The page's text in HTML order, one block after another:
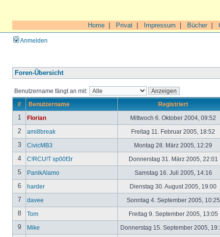
Home Privat Impressum Bücher|
Anmelden
Foren-Übersicht
Benutzername fängt an mit:
# Benutzername Registriert
1 Florian Mittwoch 6. Oktober 2004, 09:52
2 ami8break Freitag 11. Februar 2005, 18:52
3 CivicMB3 Montag 28. März 2005, 12:29
4 C!RCU!T sp00f3r Donnerstag 31. März 2005, 22:01
5 PanikAlamo Samstag 16. Juli 2005, 14:16
6 harder Dienstag 30. August 2005, 19:00
7 davee Sonntag 4. September 2005,
8 Tom Freitag 9. September 2005, 13:05
9 Mike Donnerstag 15. September 2005,